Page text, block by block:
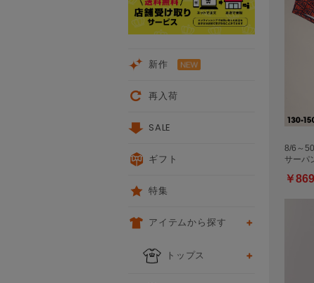
8/6～
サーパ
￥
新作
再入荷
SALE
ギフト
特集
アイテムから探す
トップス